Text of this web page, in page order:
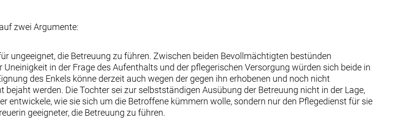
zwei Argumente:
ungeeignet, die Betreuung zu führen. Zwischen beiden Bevollmächtigten bestünden
in der Frage des Aufenthalts und der pflegerischen Versorgung würden sich beide in
des Enkels könne derzeit auch wegen der gegen ihn erhobenen und noch nicht
werden. Die Tochter sei zur selbstständigen Ausübung der Betreuung nicht in der Lage,
entwickele, wie sie sich um die Betroffene kümmern wolle, sondern nur den Pflegedienst für sie
geeigneter, die Betreuung zu führen.